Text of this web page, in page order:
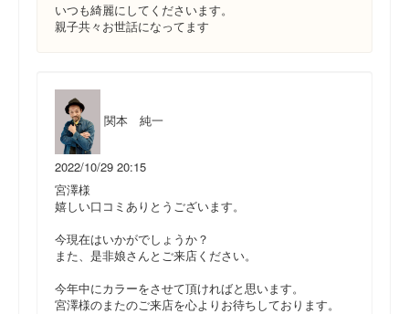
いつも綺麗にしてくださいます。
親子共々お世話になってます
関本 純一
2022/10/29 20:15
宮澤様
嬉しい口コミありとうございます。
今現在はいかがでしょうか？
また、是非娘さんとご来店ください。
今年中にカラーをさせて頂ければと思います。
宮澤様のまたのご来店を心よりお待ちしております。